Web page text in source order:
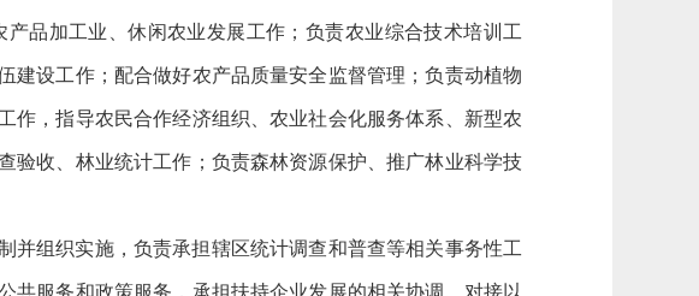
品加工业、休闲农业发展工作；负责农业综合技术培训工
建设工作；配合做好农产品质量安全监督管理；负责动植物
作，指导农民合作经济组织、农业社会化服务体系、新型农
验收、林业统计工作；负责森林资源保护、推广林业科学技
组织实施，负责承担辖区统计调查和普查等相关事务性工
服务和政策服务，承担扶持企业发展的相关协调、对接以